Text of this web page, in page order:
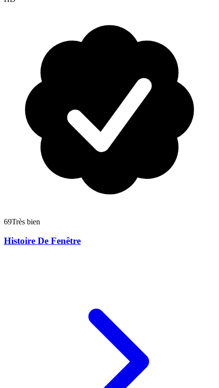
69Très bien
Histoire De Fenêtre